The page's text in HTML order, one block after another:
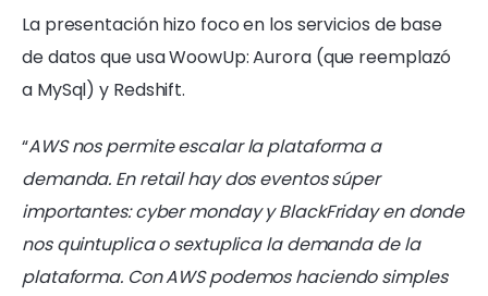
La presentación hizo foco en los servicios de base
de datos que usa WoowUp: Aurora (que reemplazó
a MySql) y Redshift.
“AWS nos permite escalar la plataforma a
demanda. En retail hay dos eventos súper
importantes: cyber monday y BlackFriday en donde
nos quintuplica o sextuplica la demanda de la
plataforma. Con AWS podemos haciendo simples